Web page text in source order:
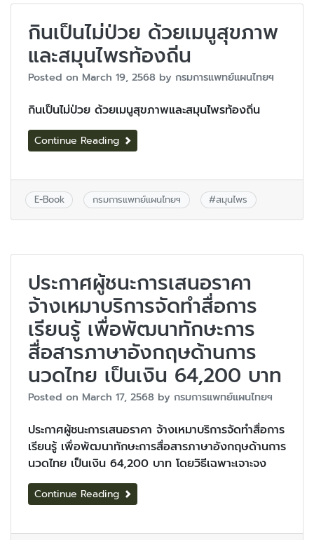
กินเป็นไม่ป่วย ด้วยเมนูสุขภาพ
และสมุนไพรท้องถิ่น
Posted on March 19, 2568 by กรมการแพทย์แผนไทยฯ
กินเป็นไม่ป่วย ด้วยเมนูสุขภาพและสมุนไพรท้องถิ่น
Continue Reading
E-Book กรมการแพทย์แผนไทยฯ #สมุนไพร
ประกาศผู้ชนะการเสนอราคา
จ้างเหมาบริการจัดทำสื่อการ
เรียนรู้ เพื่อพัฒนาทักษะการ
สื่อสารภาษาอังกฤษด้านการ
นวดไทย เป็นเงิน 64,200 บาท
Posted on March 17, 2568 by กรมการแพทย์แผนไทยฯ
ประกาศผู้ชนะการเสนอราคา จ้างเหมาบริการจัดทำสื่อการ
เรียนรู้ เพื่อพัฒนาทักษะการสื่อสารภาษาอังกฤษด้านการ
นวดไทย เป็นเงิน 64,200 บาท โดยวิธีเฉพาะเจาะจง
Continue Reading